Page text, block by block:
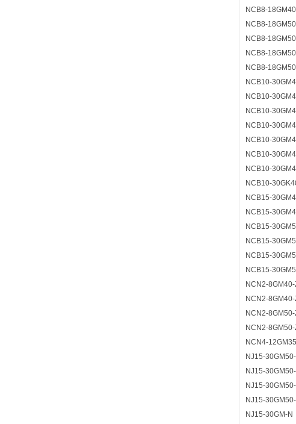
NCB8-
NCB8-
NCB8-
NCB8-
NCB8-
NCB10-
NCB10-
NCB10-
NCB10-
NCB10-
NCB10-
NCB10-
NCB10-
NCB15-
NCB15-
NCB15-
NCB15-
NCB15-
NCB15-
NCN2-
NCN2-8GM40-
NCN2-
NCN2-
NCN4-
NJ15-
NJ15-
NJ15-
NJ15-
NJ15-30GM-N